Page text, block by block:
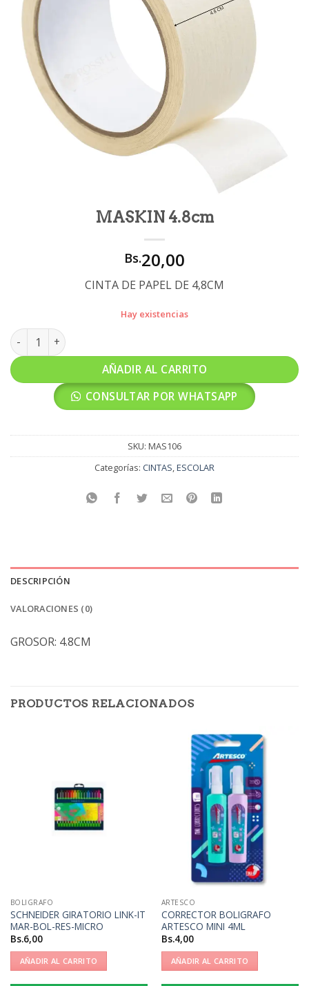
MASKIN 4.8cm
Bs.20,00
CINTA DE PAPEL DE 4,8CM
Hay existencias
MASKIN 4.8cm cantidad
AÑADIR AL CARRITO
CONSULTAR POR WHATSAPP
SKU: MAS106
Categorías: CINTAS,ESCOLAR
DESCRIPCIÓN
VALORACIONES (0)
GROSOR: 4.8CM
PRODUCTOS RELACIONADOS
BOLIGRAFO
SCHNEIDER GIRATORIO LINK-IT
MAR-BOL-RES-MICRO
Bs.6,00
AÑADIR AL CARRITO
ARTESCO
CORRECTOR BOLIGRAFO
ARTESCO MINI 4ML
Bs.4,00
AÑADIR AL CARRITO